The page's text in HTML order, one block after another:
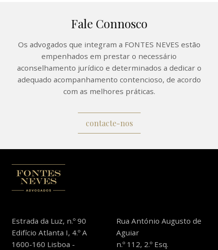
Fale Connosco
Os advogados que integram a FONTES NEVES estão
empenhados em prestar o necessário
aconselhamento jurídico e determinados a dedicar o
adequado acompanhamento contencioso, de acordo
com as melhores práticas.
contacte-nos
Estrada da Luz, n.º 90
Edifício Atlanta I, 4.º A
1600-160 Lisboa -
Rua António Augusto de
Aguiar
n.º 112, 2.º Esq.